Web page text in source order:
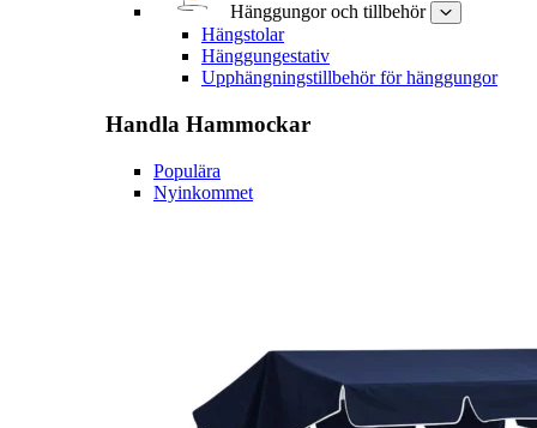
Hänggungor och tillbehör
Hängstolar
Hänggungestativ
Upphängningstillbehör för hänggungor
Handla Hammockar
Populära
Nyinkommet